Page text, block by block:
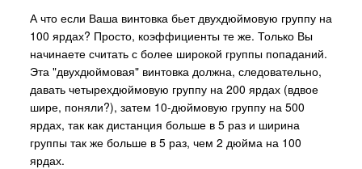
А что если Ваша винтовка бьет двухдюймовую группу на
100 ярдах? Просто, коэффициенты те же. Только Вы
начинаете считать с более широкой группы попаданий.
Эта "двухдюймовая" винтовка должна, следовательно,
давать четырехдюймовую группу на 200 ярдах (вдвое
шире, поняли?), затем 10-дюймовую группу на 500
ярдах, так как дистанция больше в 5 раз и ширина
группы так же больше в 5 раз, чем 2 дюйма на 100
ярдах.